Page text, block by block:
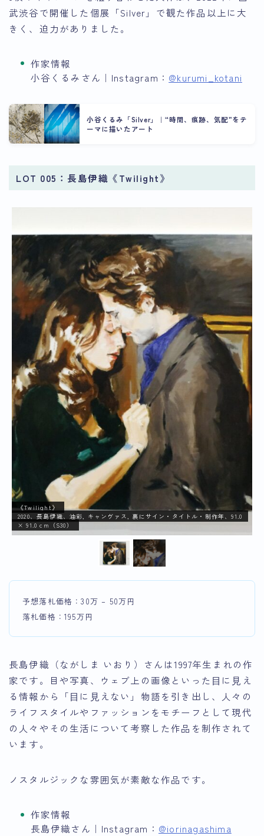
武渋谷で開催した個展「Silver」で観た作品以上に大
きく、迫力がありました。
作家情報
小谷くるみさん｜Instagram： @kurumi_kotani
小谷くるみ「Silver」｜“時間、痕跡、気配”をテ
ーマに描いたアート
LOT 005：長島伊織《Twilight》
《Twilight》
2020、長島伊織、油彩, キャンヴァス, 裏にサイン・タイトル・制作年、91.0
× 91.0 cm（S30）
予想落札価格：30万 – 50万円
落札価格：195万円
長島伊織（ながしま いおり）さんは1997年生まれの作
家です。目や写真、ウェブ上の画像といった⽬に⾒え
る情報から「⽬に⾒えない」物語を引き出し、人々の
ライフスタイルやファッションをモチーフとして現代
の人々やその生活について考察した作品を制作されて
います。
ノスタルジックな雰囲気が素敵な作品です。
作家情報
長島伊織さん｜Instagram： @iorinagashima